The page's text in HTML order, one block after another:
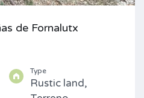
de Fornalutx
Type
Rustic land,